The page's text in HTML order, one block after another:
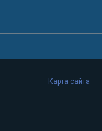
Карта сайта